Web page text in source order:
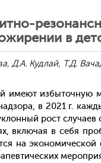
в
Д.А. Кудлай, Т.Д.
из­бы­точ­ную
в 2021 г.
рост слу­ча­ев
вклю­чая в се­бя
на